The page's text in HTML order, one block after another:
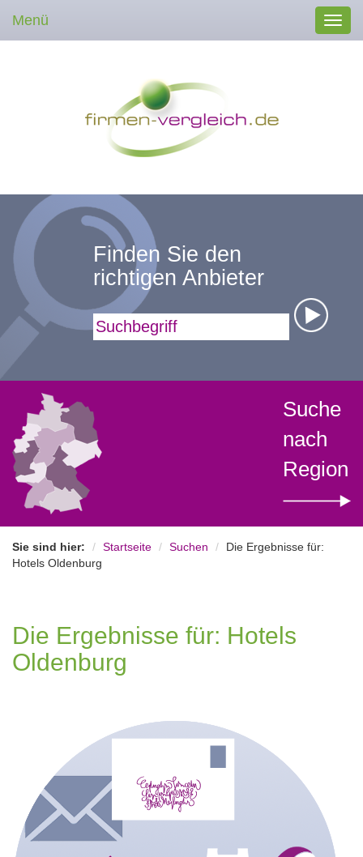
Menü
Finden Sie den
richtigen Anbieter
Suchbegriff
Suche
nach
Region
Sie sind hier: Startseite Suchen
Die Ergebnisse für:
Hotels Oldenburg
Die Ergebnisse für: Hotels
Oldenburg